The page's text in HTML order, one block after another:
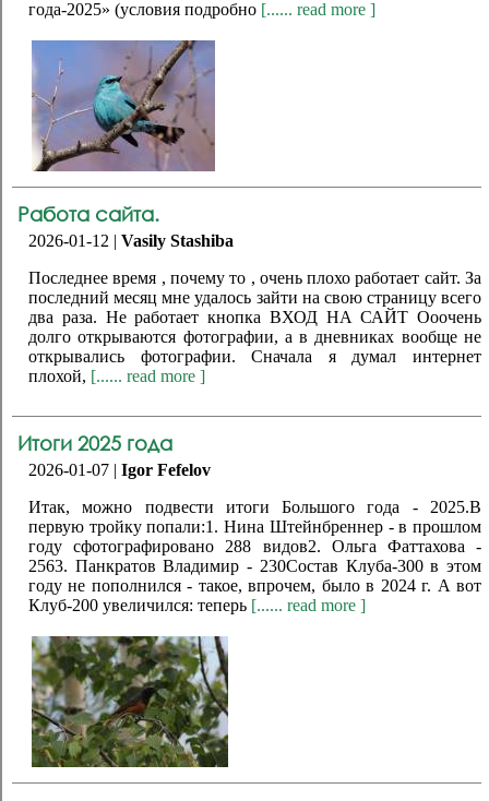
года-2025» (условия подробно [...... read more ]
Работа сайта.
2026-01-12 | Vasily Stashiba
Последнее время , почему то , очень плохо работает сайт. За
последний месяц мне удалось зайти на свою страницу всего
два раза. Не работает кнопка ВХОД НА САЙТ Ооочень
долго открываются фотографии, а в дневниках вообще не
открывались фотографии. Сначала я думал интернет
плохой, [...... read more ]
Итоги 2025 года
2026-01-07 | Igor Fefelov
Итак, можно подвести итоги Большого года - 2025.В
первую тройку попали:1. Нина Штейнбреннер - в прошлом
году сфотографировано 288 видов2. Ольга Фаттахова -
2563. Панкратов Владимир - 230Состав Клуба-300 в этом
году не пополнился - такое, впрочем, было в 2024 г. А вот
Клуб-200 увеличился: теперь [...... read more ]